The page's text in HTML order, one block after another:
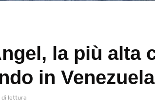
la più alta
in Venezuela
di lettura